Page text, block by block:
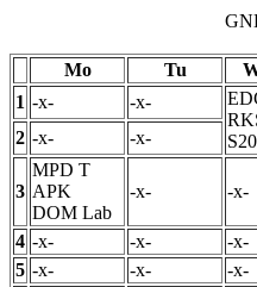
Mo
Tu
1 -x- -x-
2 -x- -x-
3
MPD T
APK
DOM Lab
-x- -x-
4 -x- -x- -x-
5 -x- -x- -x-